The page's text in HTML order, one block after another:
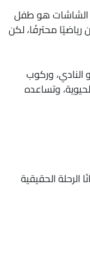
الشاشات هو طفل
محترفًا، لكن
النادي، وركوب
وتساعده
الرحلة الحقيقية